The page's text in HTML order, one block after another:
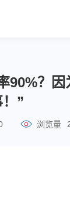
90%？
”
浏览量